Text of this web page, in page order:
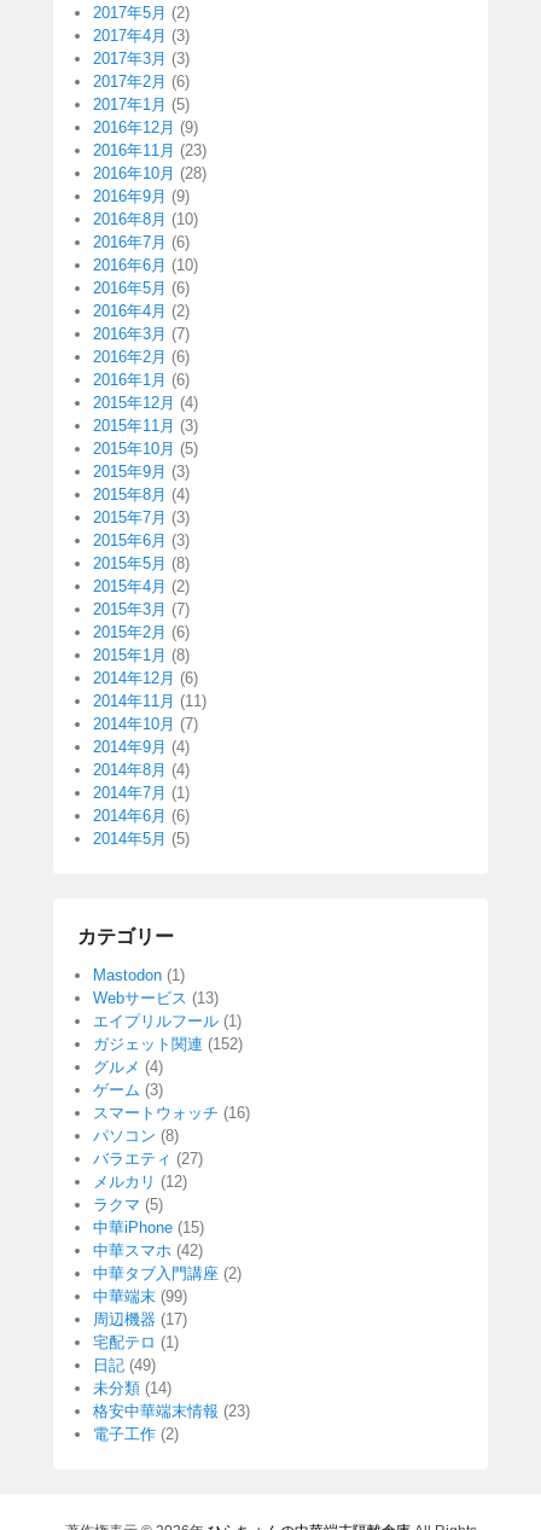
2017年5月 (2)
2017年4月 (3)
2017年3月 (3)
2017年2月 (6)
2017年1月 (5)
2016年12月 (9)
2016年11月 (23)
2016年10月 (28)
2016年9月 (9)
2016年8月 (10)
2016年7月 (6)
2016年6月 (10)
2016年5月 (6)
2016年4月 (2)
2016年3月 (7)
2016年2月 (6)
2016年1月 (6)
2015年12月 (4)
2015年11月 (3)
2015年10月 (5)
2015年9月 (3)
2015年8月 (4)
2015年7月 (3)
2015年6月 (3)
2015年5月 (8)
2015年4月 (2)
2015年3月 (7)
2015年2月 (6)
2015年1月 (8)
2014年12月 (6)
2014年11月 (11)
2014年10月 (7)
2014年9月 (4)
2014年8月 (4)
2014年7月 (1)
2014年6月 (6)
2014年5月 (5)
カテゴリー
Mastodon (1)
Webサービス (13)
エイプリルフール (1)
ガジェット関連 (152)
グルメ (4)
ゲーム (3)
スマートウォッチ (16)
パソコン (8)
バラエティ (27)
メルカリ (12)
ラクマ (5)
中華iPhone (15)
中華スマホ (42)
中華タブ入門講座 (2)
中華端末 (99)
周辺機器 (17)
宅配テロ (1)
日記 (49)
未分類 (14)
格安中華端末情報 (23)
電子工作 (2)